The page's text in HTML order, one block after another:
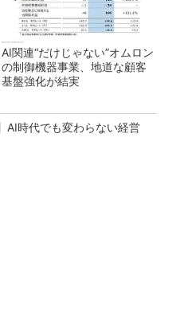
AI関連“だけじゃない”オムロン
の制御機器事業、地道な顧客
基盤強化が結実
AI時代でも変わらない経営